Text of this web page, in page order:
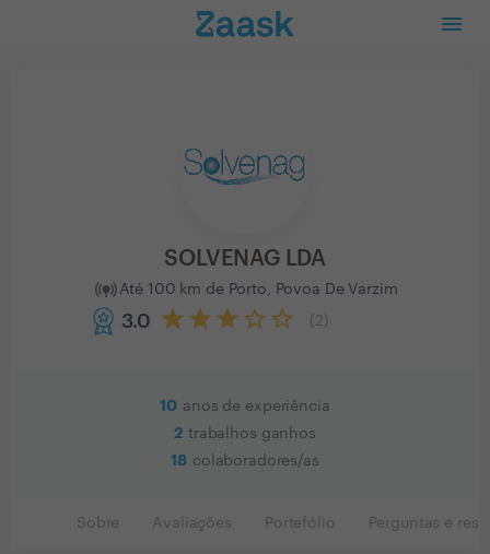
SOLVENAG LDA
Até 100 km de Porto, Povoa De Varzim
3.0 2
10 anos de experiência
2 trabalhos ganhos
18 colaboradores/as
Sobre Avaliações Portefólio Perguntas e